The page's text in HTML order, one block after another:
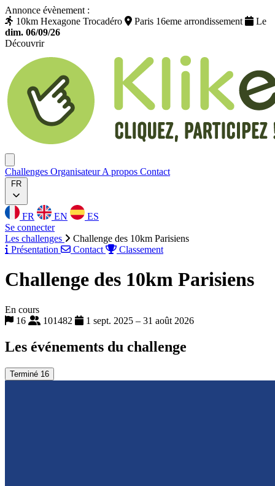
Annonce évènement :
10km Hexagone Trocadéro
Paris 16eme arrondissement
Le
dim. 06/09/26
Découvrir
Challenges OrganisateurA propos Contact
FR
FR EN
ES
Se connecter
Les challenges
Challenge des 10km Parisiens
Présentation
Contact Classement
Challenge des 10km Parisiens
En cours
16
101482 1 sept. 2025 – 31 août 2026
Les événements du challenge
Terminé 16